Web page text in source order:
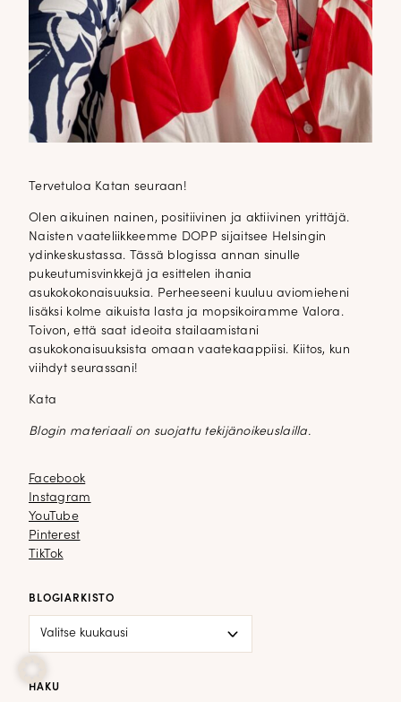
Tervetuloa Katan seuraan!
Olen aikuinen nainen, positiivinen ja aktiivinen yrittäjä.
Naisten vaateliikkeemme DOPP sijaitsee Helsingin
ydinkeskustassa. Tässä blogissa annan sinulle
pukeutumisvinkkejä ja esittelen ihania
asukokokonaisuuksia. Perheeseeni kuuluu aviomieheni
lisäksi kolme aikuista lasta ja mopsikoiramme Valora.
Toivon, että saat ideoita stailaamistani
asukokonaisuuksista omaan vaatekaappiisi. Kiitos, kun
viihdyt seurassani!
Kata
Blogin materiaali on suojattu tekijänoikeuslailla.
Facebook
Facebook
Instagram
Instagram
YouTube
YouTube
Pinterest
Pinterest
TikTok
TikTok
BLOGIARKISTO
HAKU